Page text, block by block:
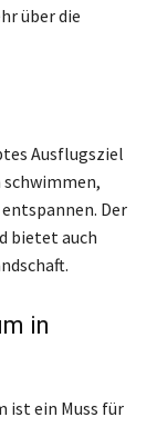
über die
Ausflugsziel
schwimmen,
Der
bietet auch
in
ist ein Muss für